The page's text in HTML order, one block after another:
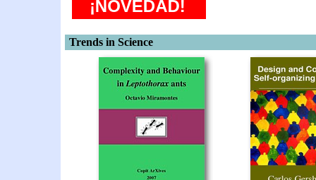
Trends in Science